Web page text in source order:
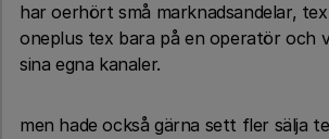
har oerhört små marknadsandelar,
oneplus tex bara på en operatör och
sina egna kanaler.
men hade också gärna sett fler sälja